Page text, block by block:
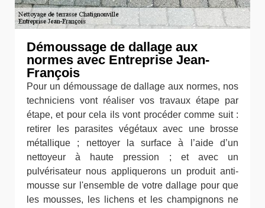
Démoussage de dallage aux
normes avec Entreprise Jean-
François
Pour un démoussage de dallage aux normes, nos
techniciens vont réaliser vos travaux étape par
étape, et pour cela ils vont procéder comme suit :
retirer les parasites végétaux avec une brosse
métallique ; nettoyer la surface à l’aide d’un
nettoyeur à haute pression ; et avec un
pulvérisateur nous appliquerons un produit anti-
mousse sur l'ensemble de votre dallage pour que
les mousses, les lichens et les champignons ne